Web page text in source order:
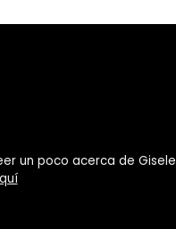
un poco acerca de Gisele